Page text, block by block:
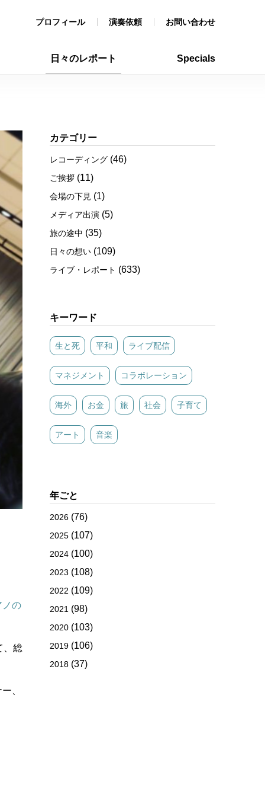
プロフィール 演奏依頼 お問い合わせ
日々のレポート Specials
ノの
、総
、
カテゴリー
レコーディング (46)
ご挨拶 (11)
会場の下見 (1)
メディア出演 (5)
旅の途中 (35)
日々の想い (109)
ライブ・レポート (633)
キーワード
生と死 平和 ライブ配信
マネジメント コラボレーション
海外 お金 旅 社会 子育て
アート 音楽
年ごと
2026 (76)
2025 (107)
2024 (100)
2023 (108)
2022 (109)
2021 (98)
2020 (103)
2019 (106)
2018 (37)